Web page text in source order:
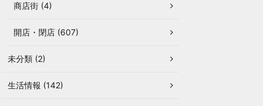
商店街 (4)
開店・閉店 (607)
未分類 (2)
生活情報 (142)